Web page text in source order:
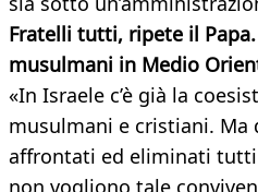
Fratelli tutti, ripete il
musulmani in Medio
«In Israele c’è già la
musulmani e cristiani. Ma
affrontati ed eliminati
non vogliono tale